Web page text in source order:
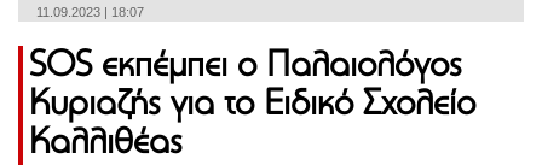
11.09.2023 | 18:07
SOS εκπέμπει ο Παλαιολόγος
Κυριαζής για το Ειδικό Σχολείο
Καλλιθέας